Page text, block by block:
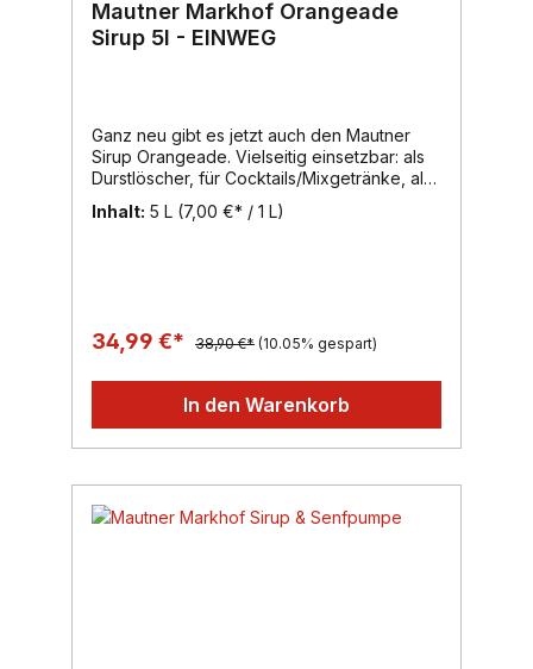
Mautner Markhof Orangeade
Sirup 5l - EINWEG
Ganz neu gibt es jetzt auch den Mautner
Sirup Orangeade. Vielseitig einsetzbar: als
Durstlöscher, für Cocktails/Mixgetränke, als
Topping für Pudding/Eis und als
erfrischende, hausgemachte
Inhalt: 5 L (7,00 €* / 1 L)
34,99 €* 38,90 €* (10.05% gespart)
In den Warenkorb